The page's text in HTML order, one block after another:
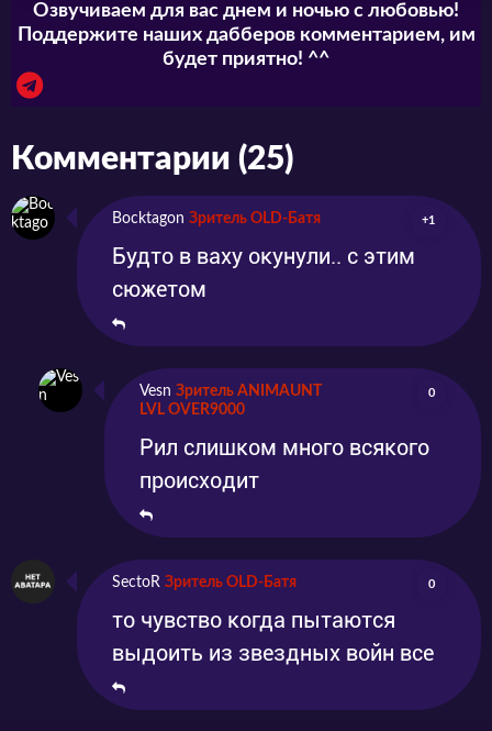
Озвучиваем для вас днем и ночью с любовью!
Поддержите наших дабберов комментарием, им
будет приятно! ^^
Комментарии (25)
Bocktagon Зритель OLD-Батя +1
Будто в ваху окунули.. с этим
сюжетом
Vesn Зритель ANIMAUNT
LVL OVER9000
0
Рил слишком много всякого
происходит
SectoR Зритель OLD-Батя 0
то чувство когда пытаются
выдоить из звездных войн все